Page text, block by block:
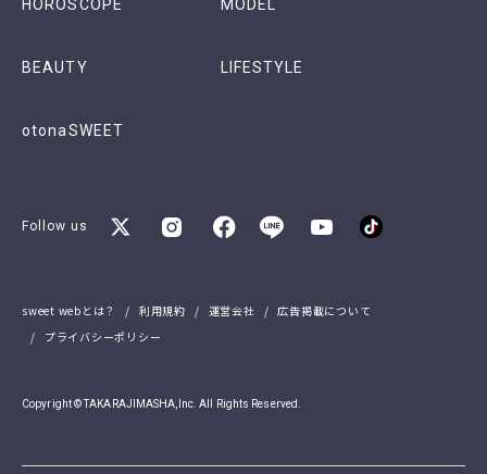
HOROSCOPE MODEL
BEAUTY LIFESTYLE
otonaSWEET
Follow us
sweet webとは？ 利用規約 運営会社
広告掲載について
プライバシーポリシー
Copyright © TAKARAJIMASHA,Inc. All Rights Reserved.